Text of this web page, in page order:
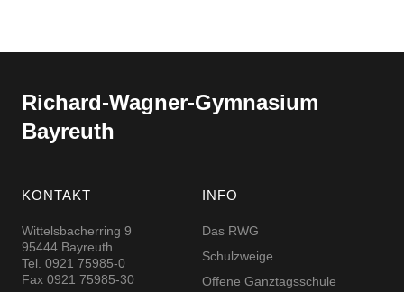
Richard-​​Wagner-​​Gymnasium
Bayreuth
KONTAKT
Wittelsbacherring 9
95444 Bayreuth
Tel. 0921 75985-0
Fax 0921 75985-30
INFO
Das RWG
Schulzweige
Offene Ganztagsschule